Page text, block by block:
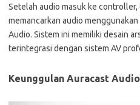
Setelah audio masuk ke
memancarkan audio
Audio. Sistem ini memiliki desain
terintegrasi dengan sistem AV
Keunggulan Auracast